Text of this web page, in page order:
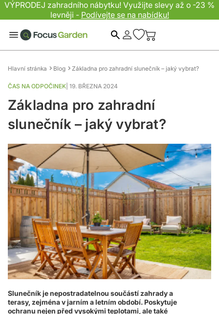
VÝPRODEJ zahradního nábytku! Využijte slevy až o -23 %
levněji - Podívejte se na nabídku!
Hlavní stránka Blog Základna pro zahradní slunečník – jaký vybrat?
ČAS NA ODPOČINEK 19. BŘEZNA 2024
Základna pro zahradní
slunečník – jaký vybrat?
Slunečník je nepostradatelnou součástí zahrady a
terasy, zejména v jarním a letním období. Poskytuje
ochranu nejen před vysokými teplotami, ale také